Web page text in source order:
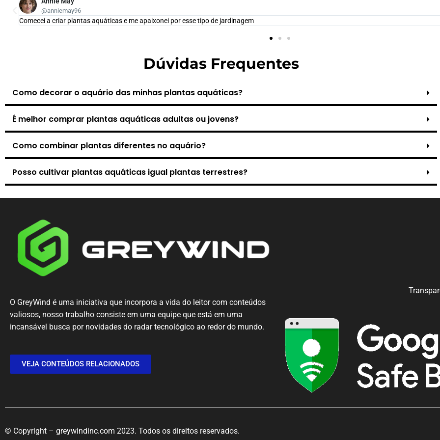
@anniemay96
Comecei a criar plantas aquáticas e me apaixonei por esse tipo de jardinagem
Dúvidas Frequentes
Como decorar o aquário das minhas plantas aquáticas?
É melhor comprar plantas aquáticas adultas ou jovens?
Como combinar plantas diferentes no aquário?
Posso cultivar plantas aquáticas igual plantas terrestres?
O GreyWind é uma iniciativa que incorpora a vida do leitor com conteúdos
valiosos, nosso trabalho consiste em uma equipe que está em uma
incansável busca por novidades do radar tecnológico ao redor do mundo.
VEJA CONTEÚDOS RELACIONADOS
© Copyright – greywindinc.com 2023. Todos os direitos reservados.